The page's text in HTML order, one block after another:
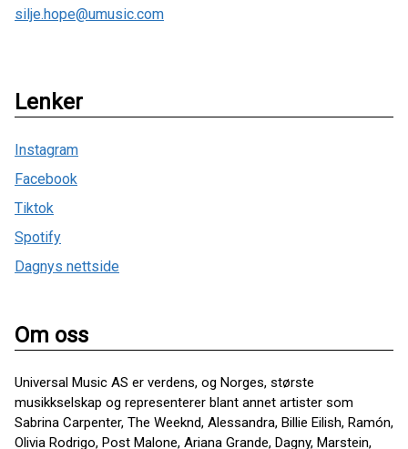
silje.hope@umusic.com
Lenker
Instagram
Facebook
Tiktok
Spotify
Dagnys nettside
Om oss
Universal Music AS er verdens, og Norges, største
musikkselskap og representerer blant annet artister som
Sabrina Carpenter, The Weeknd, Alessandra, Billie Eilish, Ramón,
Olivia Rodrigo, Post Malone, Ariana Grande, Dagny, Marstein,